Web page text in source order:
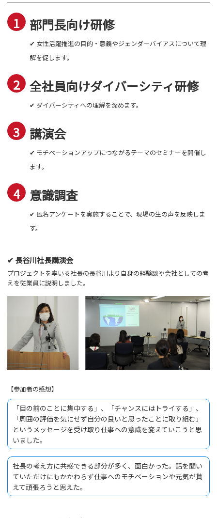
部門長向け研修
✔ 女性活躍推進の目的・意義やジェンダーバイアスについて理
解を促します。
全社員向けダイバーシティ研修
✔ ダイバーシティへの理解を深めます。
講演会
✔ モチベーションアップにつながるテーマのセミナーを開催し
ます。
意識調査
✔ 匿名アンケートを実施することで、現場の生の声を反映しま
す。
✔ 長谷川社長講演会
プロジェクトを率いる社長の長谷川より自身の経験談や会社としての考
えを従業員に説明しました。
【参加者の感想】
「目の前のことに集中する」、「チャンスにはトライする」、
「周囲の評価を気にせず自分の良いと思ったことに取り組む」
というメッセージを受け取り仕事への意識を変えていこうと思
いました。
社長の考え方に共感できる部分が多く、面白かった。話を聞い
ていただけにもかかわらず仕事へのモチベーションや元気が貰
えて頑張ろうと思えた。